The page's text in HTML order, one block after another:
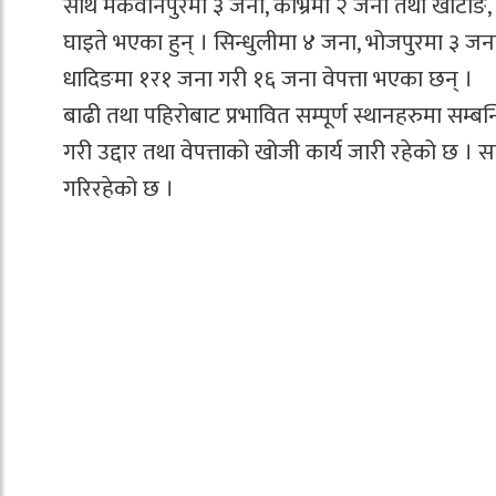
घाइते भएका हुन् । सिन्धुलीमा ४ जना, भोजपुरमा ३
धादिङमा १र१ जना गरी १६ जना वेपत्ता भएका छन् ।
बाढी तथा पहिरोबाट प्रभावित सम्पूर्ण स्थानहरुमा
गरी उद्दार तथा वेपत्ताको खोजी कार्य जारी रहेको छ
गरिरहेको छ ।